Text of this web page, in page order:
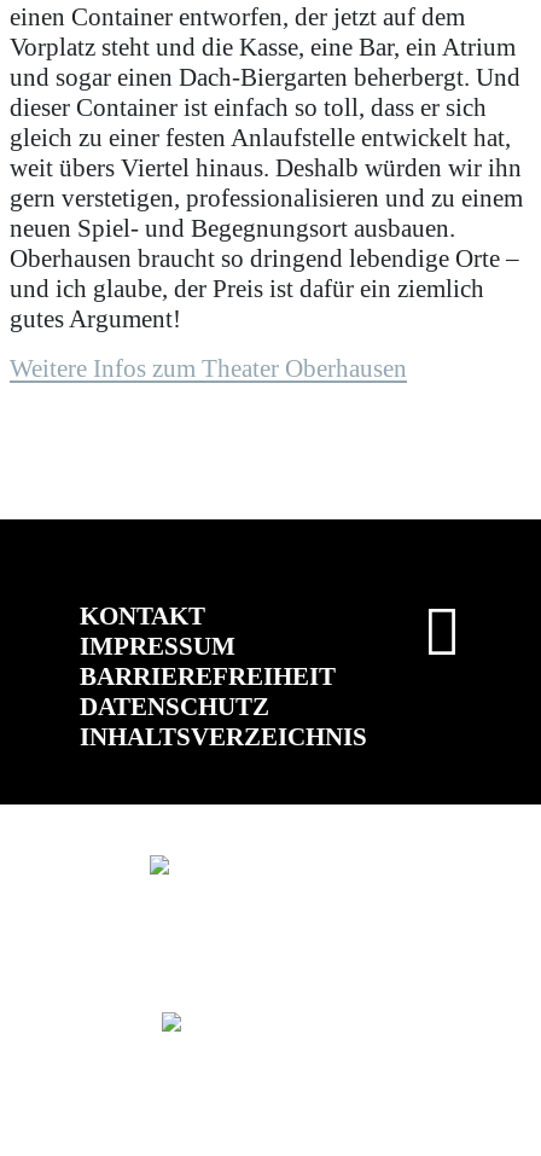
einen Container entworfen, der jetzt auf dem
Vorplatz steht und die Kasse, eine Bar, ein Atrium
und sogar einen Dach-Biergarten beherbergt. Und
dieser Container ist einfach so toll, dass er sich
gleich zu einer festen Anlaufstelle entwickelt hat,
weit übers Viertel hinaus. Deshalb würden wir ihn
gern verstetigen, professionalisieren und zu einem
neuen Spiel- und Begegnungsort ausbauen.
Oberhausen braucht so dringend lebendige Orte –
und ich glaube, der Preis ist dafür ein ziemlich
gutes Argument!
Weitere Infos zum Theater Oberhausen
KONTAKT
IMPRESSUM
BARRIEREFREIHEIT
DATENSCHUTZ
INHALTSVERZEICHNIS
(ÖFFNET IN NEUEM TAB)